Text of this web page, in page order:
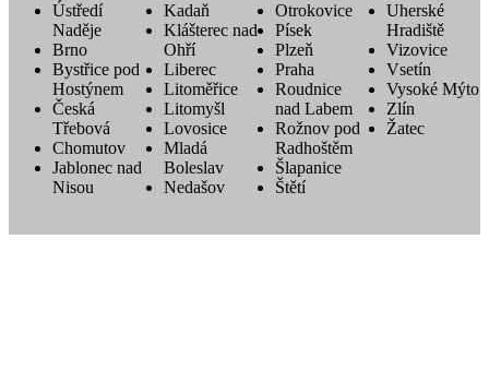
Ústředí
Naděje
Brno
Bystřice pod
Hostýnem
Česká
Třebová
Chomutov
Jablonec nad
Nisou
Kadaň
Klášterec nad
Ohří
Liberec
Litoměřice
Litomyšl
Lovosice
Mladá
Boleslav
Nedašov
Otrokovice
Písek
Plzeň
Praha
Roudnice
nad Labem
Rožnov pod
Radhoštěm
Šlapanice
Štětí
Uherské
Hradiště
Vizovice
Vsetín
Vysoké Mýto
Zlín
Žatec